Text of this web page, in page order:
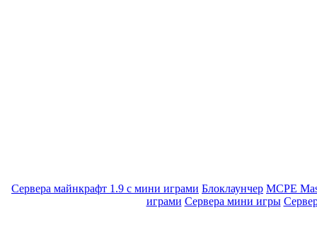
Сервера майнкрафт 1.9 с мини играми Блоклаунчер MCPE
играми Сервера мини игры